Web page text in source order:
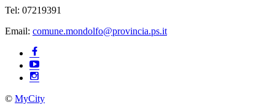
Tel: 07219391
Email: comune.mondolfo@provincia.ps.it
© MyCity